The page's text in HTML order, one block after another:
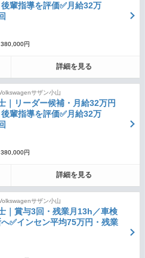
輩指導を評価✅月給32万
円
詳細を見る
サザン小山
｜リーダー候補・月給32万円
輩指導を評価✅月給32万
円
詳細を見る
サザン小山
｜賞与3回・残業月13h／車検
✅インセン平均75万円・残業